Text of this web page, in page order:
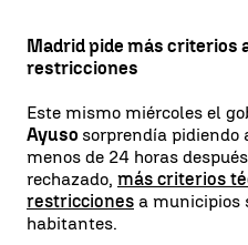
Madrid pide más criterios
restricciones
Este mismo miércoles el
Ayuso sorprendía pidiendo
menos de 24 horas
rechazado, más criterios
restricciones a municipios
habitantes.